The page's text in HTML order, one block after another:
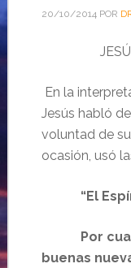
20/10/2014POR
En la
Jesús habló
voluntad de
ocasión, usó
“El
Por
buenas